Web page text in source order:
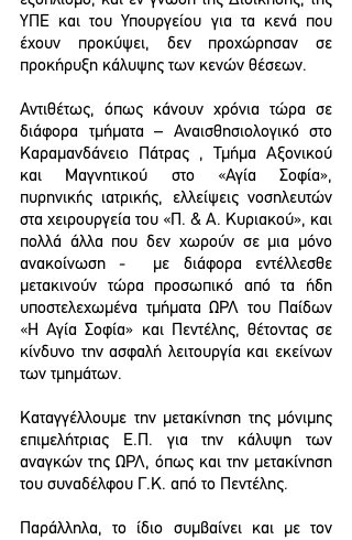
ΥΠΕ και του Υπουργείου για τα κενά που
έχουν προκύψει, δεν προχώρησαν σε
προκήρυξη κάλυψης των κενών θέσεων.
Αντιθέτως, όπως κάνουν χρόνια τώρα σε
διάφορα τμήματα – Αναισθησιολογικό στο
Καραμανδάνειο Πάτρας , Τμήμα Αξονικού
και Μαγνητικού στο «Αγία Σοφία»,
πυρηνικής ιατρικής, ελλείψεις νοσηλευτών
στα χειρουργεία του «Π. & Α. Κυριακού», και
πολλά άλλα που δεν χωρούν σε μια μόνο
ανακοίνωση -  με διάφορα εντέλλεσθε
μετακινούν τώρα προσωπικό από τα ήδη
υποστελεχωμένα τμήματα ΩΡΛ του Παίδων
«Η Αγία Σοφία» και Πεντέλης, θέτοντας σε
κίνδυνο την ασφαλή λειτουργία και εκείνων
των τμημάτων.
Καταγγέλλουμε την μετακίνηση της μόνιμης
επιμελήτριας Ε.Π. για την κάλυψη των
αναγκών της ΩΡΛ, όπως και την μετακίνηση
του συναδέλφου Γ.Κ. από το Πεντέλης.
Παράλληλα, το ίδιο συμβαίνει και με τον